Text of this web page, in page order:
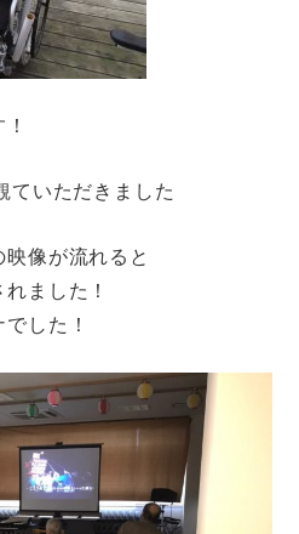
ていただきました
像が流れると
ました！
した！